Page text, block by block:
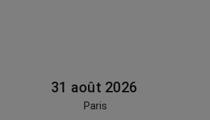
31 août 2026
Paris